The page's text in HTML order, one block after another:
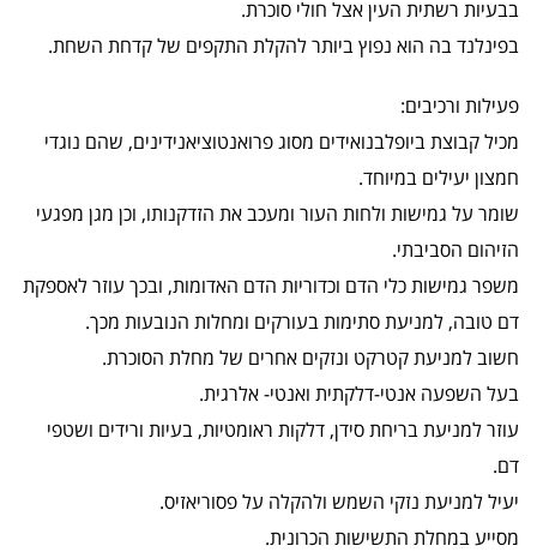
בבעיות רשתית העין אצל חולי סוכרת.
בפינלנד בה הוא נפוץ ביותר להקלת התקפים של קדחת השחת.
פעילות ורכיבים:
מכיל קבוצת ביופלבנואידים מסוג פרואנטוציאנידינים, שהם נוגדי
חמצון יעילים במיוחד.
שומר על גמישות ולחות העור ומעכב את הזדקנותו, וכן מגן מפגעי
הזיהום הסביבתי.
משפר גמישות כלי הדם וכדוריות הדם האדומות, ובכך עוזר לאספקת
דם טובה, למניעת סתימות בעורקים ומחלות הנובעות מכך.
חשוב למניעת קטרקט ונזקים אחרים של מחלת הסוכרת.
בעל השפעה אנטי-דלקתית ואנטי- אלרגית.
עוזר למניעת בריחת סידן, דלקות ראומטיות, בעיות ורידים ושטפי
דם.
יעיל למניעת נזקי השמש ולהקלה על פסוריאזיס.
מסייע במחלת התשישות הכרונית.